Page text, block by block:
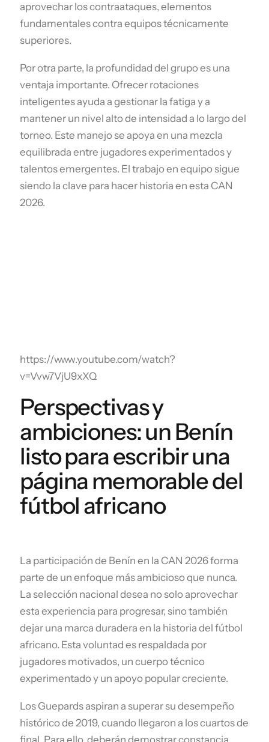
aprovechar los contraataques, elementos
fundamentales contra equipos técnicamente
superiores.
Por otra parte, la profundidad del grupo es una
ventaja importante. Ofrecer rotaciones
inteligentes ayuda a gestionar la fatiga y a
mantener un nivel alto de intensidad a lo largo del
torneo. Este manejo se apoya en una mezcla
equilibrada entre jugadores experimentados y
talentos emergentes. El trabajo en equipo sigue
siendo la clave para hacer historia en esta CAN
2026.
https://www.youtube.com/watch?
v=Vvw7VjU9xXQ
Perspectivas y
ambiciones: un Benín
listo para escribir una
página memorable del
fútbol africano
La participación de Benín en la CAN 2026 forma
parte de un enfoque más ambicioso que nunca.
La selección nacional desea no solo aprovechar
esta experiencia para progresar, sino también
dejar una marca duradera en la historia del fútbol
africano. Esta voluntad es respaldada por
jugadores motivados, un cuerpo técnico
experimentado y un apoyo popular creciente.
Los Guepards aspiran a superar su desempeño
histórico de 2019, cuando llegaron a los cuartos de
final. Para ello, deberán demostrar constancia,